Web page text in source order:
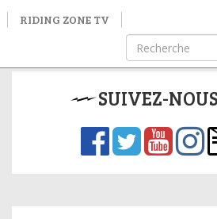
RIDING ZONE TV
SUIVEZ-NOUS